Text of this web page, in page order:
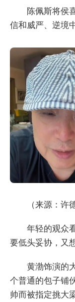
陈佩斯将侯
信和威严、逆境
（来源：许
年轻的观众
要低头妥协，又
黄渤饰演的
个普通的包子铺
帅而被指定挑大